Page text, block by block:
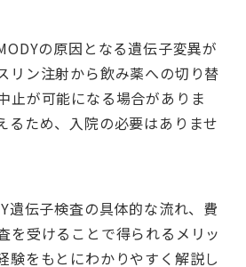
の原因となる遺伝子変異が
リン注射から飲み薬への切り替
止が可能になる場合がありま
るため、入院の必要はありませ
遺伝子検査の具体的な流れ、費
を受けることで得られるメリッ
験をもとにわかりやすく解説し